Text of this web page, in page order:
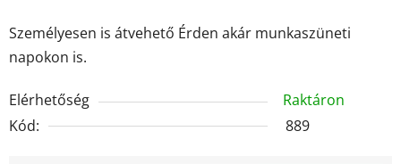
Személyesen is átvehető Érden akár munkaszüneti
napokon is.
Elérhetőség
Raktáron
Kód:
889